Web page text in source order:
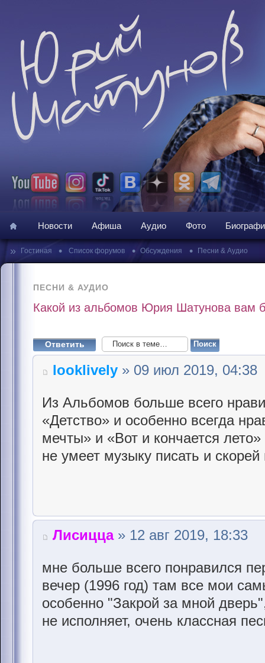
Новости Афиша Аудио Фото
» Гостиная • Список форумов • Обсуждения • Песни & Аудио
ПЕСНИ & АУДИО
Какой из альбомов Юрия Шатунова вам
Ответить
looklively » 09 июл 2019, 04:38
Из Альбомов больше всего
«Детство» и особенно всегда
мечты» и «Вот и кончается
не умеет музыку писать и
Лисицца» 12 авг 2019, 18:33
мне больше всего понравился
вечер (1996 год) там все мои
особенно "Закрой за мной
не исполняет, очень классная